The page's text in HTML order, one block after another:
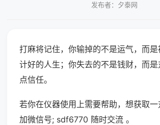
发布者：夕泰网
打麻将记住，你输掉的不是运气，而
计好的人生；你失去的不是钱财，而
点信任。
若你在仪器使用上需要帮助，想获取
加微信号; sdf6770 随时交流 。